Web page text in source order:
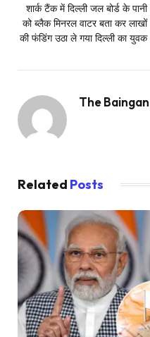
शार्क टैंक में दिल्ली जल बोर्ड के पानी
को ब्लैक मिनरल वाटर बता कर लाखों
की फंडिंग उठा ले गया दिल्ली का युवक
The
Related Posts